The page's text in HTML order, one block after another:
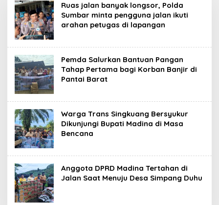
Ruas jalan banyak longsor, Polda
Sumbar minta pengguna jalan ikuti
arahan petugas di lapangan
Pemda Salurkan Bantuan Pangan
Tahap Pertama bagi Korban Banjir di
Pantai Barat
Warga Trans Singkuang Bersyukur
Dikunjungi Bupati Madina di Masa
Bencana
Anggota DPRD Madina Tertahan di
Jalan Saat Menuju Desa Simpang Duhu